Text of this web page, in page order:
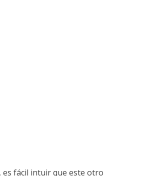
es fácil intuir que este otro